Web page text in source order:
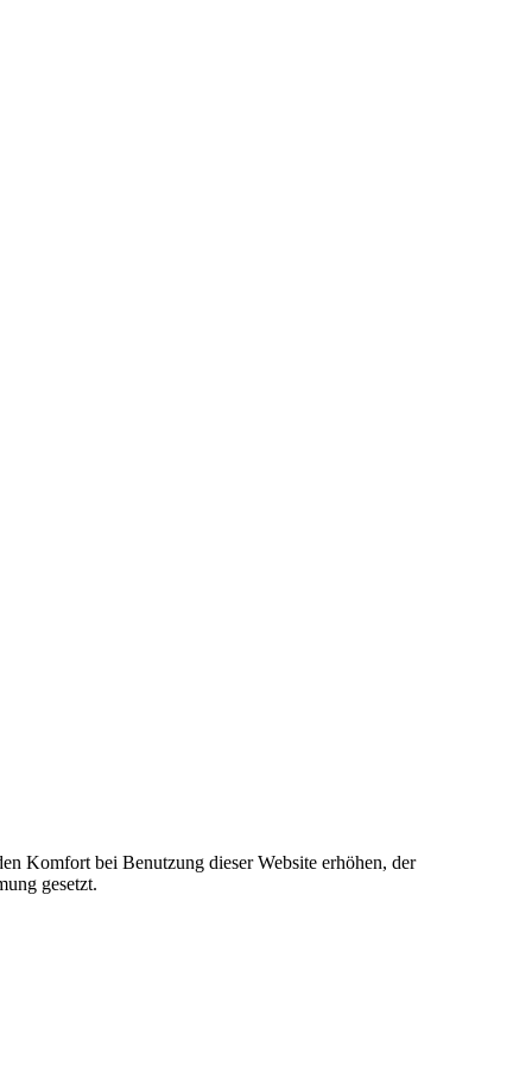
Komfort bei Benutzung dieser Website erhöhen, der
gesetzt.